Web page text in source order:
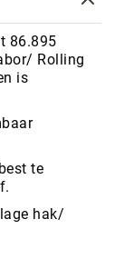
86.895
Rolling
is
te
hak/